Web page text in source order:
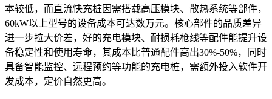
本较低，而直流快充桩因需搭载高压模块、散热系统等部件，
60kW以上型号的设备成本可达数万元。核心部件的品质差异
进一步拉大价差，好的充电模块、耐损耗枪线等配件能提升设
备稳定性和使用寿命，其成本比普通配件高出30%-50%，同时
具备智能监控、远程预约等功能的充电桩，需额外投入软件开
发成本，定价自然更高。